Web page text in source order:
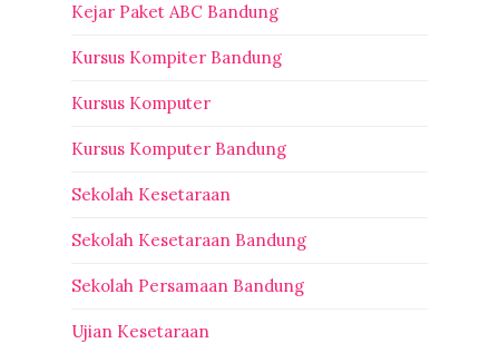
Kejar Paket ABC Bandung
Kursus Kompiter Bandung
Kursus Komputer
Kursus Komputer Bandung
Sekolah Kesetaraan
Sekolah Kesetaraan Bandung
Sekolah Persamaan Bandung
Ujian Kesetaraan